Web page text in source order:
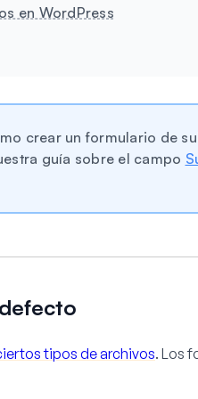
en WordPress
crear un formulario de
guía sobre el campo
tipos de archivos. Los